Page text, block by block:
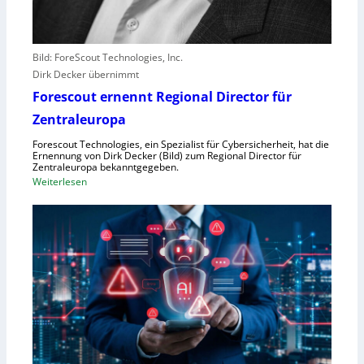
e
b
e
n
V
o
w
ü
r
e
g
e
n
S
c
h
Bild: ForeScout Technologies, Inc.
Dirk Decker übernimmt
Forescout ernennt Regional Director für
Zentraleuropa
Forescout Technologies, ein Spezialist für Cybersicherheit, hat die
Ernennung von Dirk Decker (Bild) zum Regional Director für
Zentraleuropa bekanntgegeben.
Weiterlesen:
r
e
s
c
o
u
t